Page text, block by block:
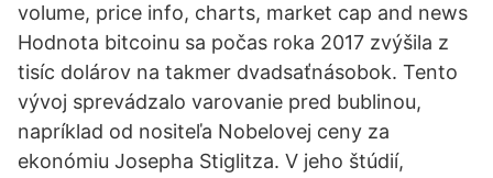
volume, price info, charts, market cap and news
Hodnota bitcoinu sa počas roka 2017 zvýšila z
tisíc dolárov na takmer dvadsaťnásobok. Tento
vývoj sprevádzalo varovanie pred bublinou,
napríklad od nositeľa Nobelovej ceny za
ekonómiu Josepha Stiglitza. V jeho štúdií,